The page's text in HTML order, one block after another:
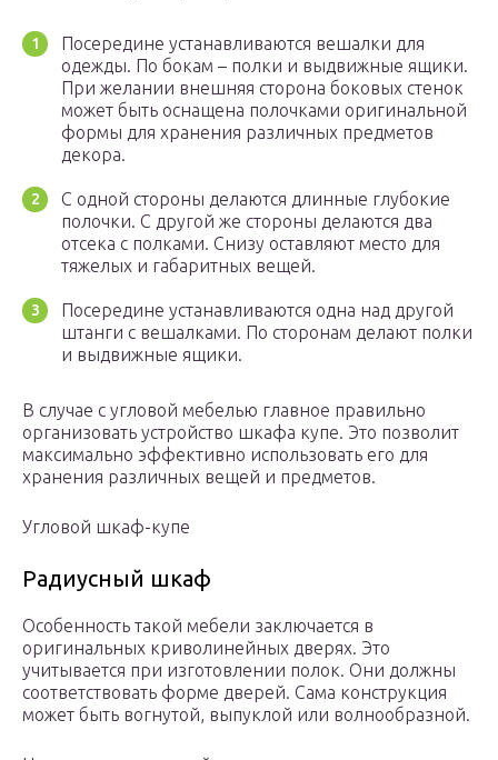
Посередине устанавливаются вешалки для
одежды. По бокам – полки и выдвижные ящики.
При желании внешняя сторона боковых стенок
может быть оснащена полочками оригинальной
формы для хранения различных предметов
декора.
С одной стороны делаются длинные глубокие
полочки. С другой же стороны делаются два
отсека с полками. Снизу оставляют место для
тяжелых и габаритных вещей.
Посередине устанавливаются одна над другой
штанги с вешалками. По сторонам делают полки
и выдвижные ящики.
В случае с угловой мебелью главное правильно
организовать устройство шкафа купе. Это позволит
максимально эффективно использовать его для
хранения различных вещей и предметов.
Угловой шкаф-купе
Радиусный шкаф
Особенность такой мебели заключается в
оригинальных криволинейных дверях. Это
учитывается при изготовлении полок. Они должны
соответствовать форме дверей. Сама конструкция
может быть вогнутой, выпуклой или волнообразной.